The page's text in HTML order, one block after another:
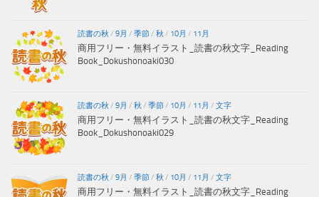
読書の秋 / 9月 / 季節/ 秋 / 10月 / 11月
商用フリー・無料イラスト_読書の秋文字_Reading
Book_Dokushonoaki030
読書の秋 / 9月 / 秋 / 季節/ 10月 / 11月 / 文字
商用フリー・無料イラスト_読書の秋文字_Reading
Book_Dokushonoaki029
読書の秋 / 9月 / 季節/ 秋 / 10月 / 11月 / 文字
商用フリー・無料イラスト_読書の秋文字_Reading